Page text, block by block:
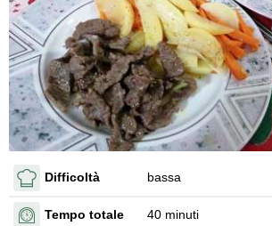
Difficoltà bassa
Tempo totale 40 minuti